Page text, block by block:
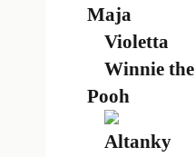
Maja
Violetta
Winnie the
Pooh
Altanky